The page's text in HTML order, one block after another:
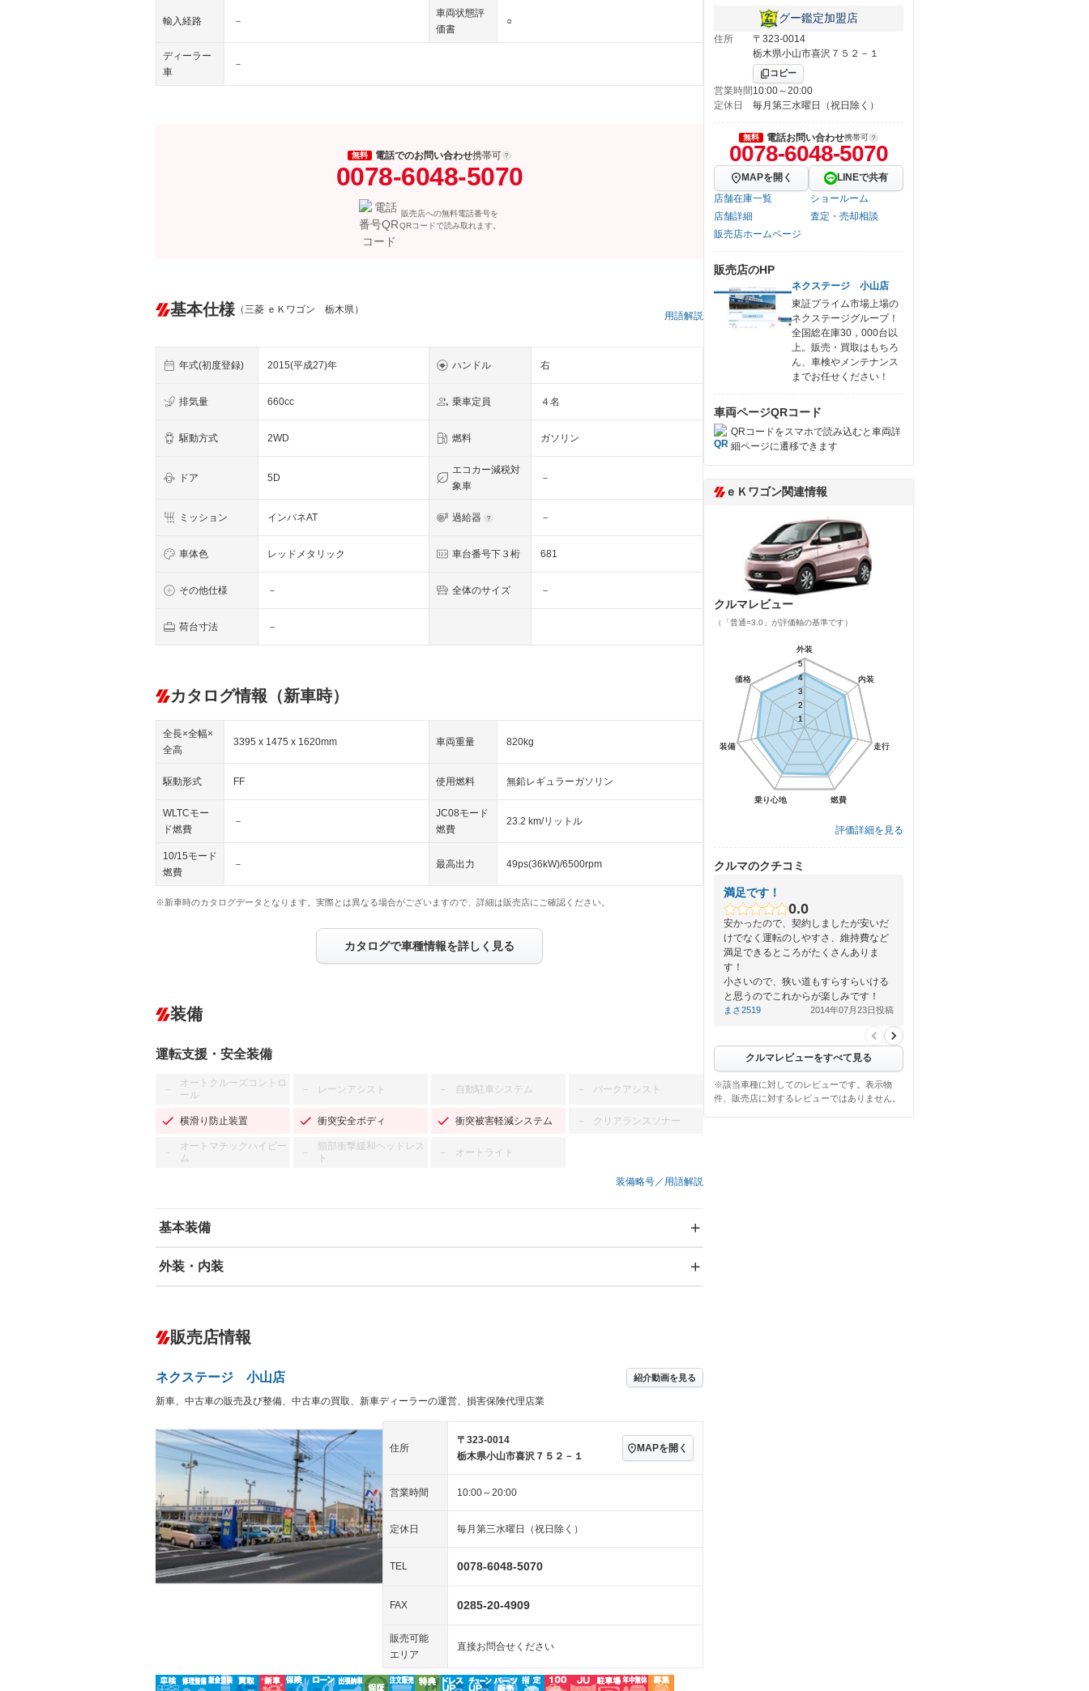
輸入経路 －
車両状態評
価書
○
ディーラー
車
－
無料 電話でのお問い合わせ携帯可
0078-6048-5070
販売店への無料電話番号を
QRコードで読み取れます。
基本仕様 （三菱 ｅＫワゴン 栃木県）
用語解説
年式(初度登録) 2015(平成27)年 ハンドル 右
排気量 660cc 乗車定員 ４名
駆動方式 2WD 燃料 ガソリン
ドア 5D
エコカー減税対
象車
－
ミッション インパネAT 過給器 －
車体色 レッドメタリック 車台番号下３桁 681
その他仕様 － 全体のサイズ －
荷台寸法 －
カタログ情報（新車時）
全長×全幅×
全高
3395 x 1475 x 1620mm 車両重量 820kg
駆動形式 FF 使用燃料 無鉛レギュラーガソリン
WLTCモー
ド燃費
－
JC08モード
燃費
23.2 km/リットル
10/15モード
燃費
－ 最高出力 49ps(36kW)/6500rpm
※新車時のカタログデータとなります。実際とは異なる場合がございますので、詳細は販売店にご確認ください。
カタログで車種情報を詳しく見る
装備
運転支援・安全装備
－
オートクルーズコントロ
ール
－ レーンアシスト － 自動駐車システム － パークアシスト
横滑り防止装置 衝突安全ボディ 衝突被害軽減システム － クリアランスソナー
－
オートマチックハイビー
ム
－
頸部衝撃緩和ヘッドレス
ト
－ オートライト
装備略号／用語解説
基本装備
エアバッグ：運転席/助手席
－ ダウンヒルアシストコントロール
Bluetooth接続 センターデフロック
装備略号／用語解説
外装・内装
オーディオ：ミュージックプレイヤー接続可
－
ー
キーレス
－ LEDヘッドランプ － HID(キセノンライト) － ポータブルナビ
ETC － エアロ
－ ランフラットタイヤ － パワーシート 3列シート ベンチシート
フルフラットシート － チップアップシート オットマン
－ シートヒーター － ウォークスルー
－ フロントカメラ － シートエアコン
－ ルーフレール － エアサスペンション
販売店情報
ネクステージ 小山店 紹介動画を見る
新車、中古車の販売及び整備、中古車の買取、新車ディーラーの運営、損害保険代理店業
住所
〒323-0014
栃木県小山市喜沢７５２－１
MAPを開く
営業時間 10:00～20:00
定休日 毎月第三水曜日（祝日除く）
TEL 0078-6048-5070
FAX 0285-20-4909
販売可能
エリア
直接お問合せください
グー鑑定加盟店
住所
〒323-0014
栃木県小山市喜沢７５２－１
コピー
営業時間10:00～20:00
定休日
毎月第三水曜日（祝日除く）
無料 電話お問い合わせ携帯可
0078-6048-5070
MAPを開く
LINEで共有
店舗在庫一覧
ショールーム
店舗詳細
査定・売却相談
販売店ホームページ
販売店のHP
ネクステージ 小山店
東証プライム市場上場の
ネクステージグループ！
全国総在庫30，000台以
上。販売・買取はもちろ
ん、車検やメンテナンス
までお任せください！
車両ページQRコード
QRコードをスマホで読み込むと車両詳
細ページに遷移できます
ｅＫワゴン関連情報
クルマレビュー
（「普通=3.0」が評価軸の基準です）
外装
内装
走行
燃費
乗り心地
装備
価格
1
2
3
4
5
外装
内装
走行
燃費
乗り心地
装備
価格
1
2
3
4
5
評価詳細を見る
クルマのクチコミ
満足です！
0.0
安かったので、契約しましたが安いだ
けでなく運転のしやすさ、維持費など
満足できるところがたくさんありま
す！
小さいので、狭い道もすらすらいける
と思うのでこれからが楽しみです！
まさ2519 2014年07月23日投稿
クルマレビューをすべて見る
※該当車種に対してのレビューです。表示物
件、販売店に対するレビューではありません。